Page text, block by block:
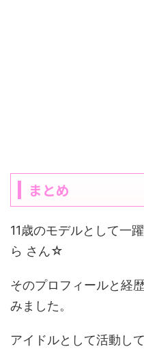
まとめ
11歳のモデルとして一
ら さん☆
そのプロフィールと経
みました。
アイドルとして活動し